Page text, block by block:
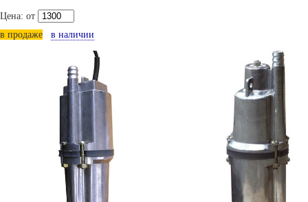
Цена: от
в продаже
в наличии